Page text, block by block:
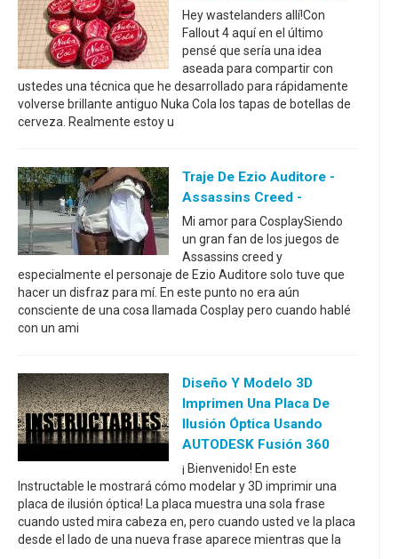
Hey wastelanders allí!Con
Fallout 4 aquí en el último
pensé que sería una idea
aseada para compartir con
ustedes una técnica que he desarrollado para rápidamente
volverse brillante antiguo Nuka Cola los tapas de botellas de
cerveza. Realmente estoy u
Traje De Ezio Auditore -
Assassins Creed -
Mi amor para CosplaySiendo
un gran fan de los juegos de
Assassins creed y
especialmente el personaje de Ezio Auditore solo tuve que
hacer un disfraz para mí. En este punto no era aún
consciente de una cosa llamada Cosplay pero cuando hablé
con un ami
Diseño Y Modelo 3D
Imprimen Una Placa De
Ilusión Óptica Usando
AUTODESK Fusión 360
¡ Bienvenido! En este
Instructable le mostrará cómo modelar y 3D imprimir una
placa de ilusión óptica! La placa muestra una sola frase
cuando usted mira cabeza en, pero cuando usted ve la placa
desde el lado de una nueva frase aparece mientras que la